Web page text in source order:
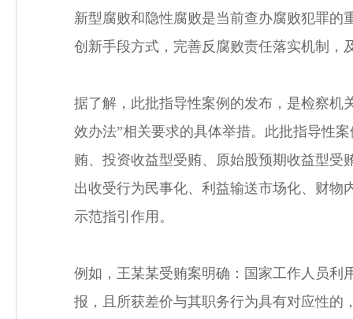
新型腐败和隐性腐败是当前查办腐败犯罪
创新手段方式，完善反腐败责任落实机制，
据了解，此批指导性案例的发布，是检察机
效办法”相关要求的具体举措。此批指导性
贿、投资收益型受贿、原始股预期收益型受
出收受行为民事化、利益输送市场化、财
示范指引作用。
例如，王某某受贿案明确：国家工作人员利
报，且所获差价与其职务行为具有对应性的